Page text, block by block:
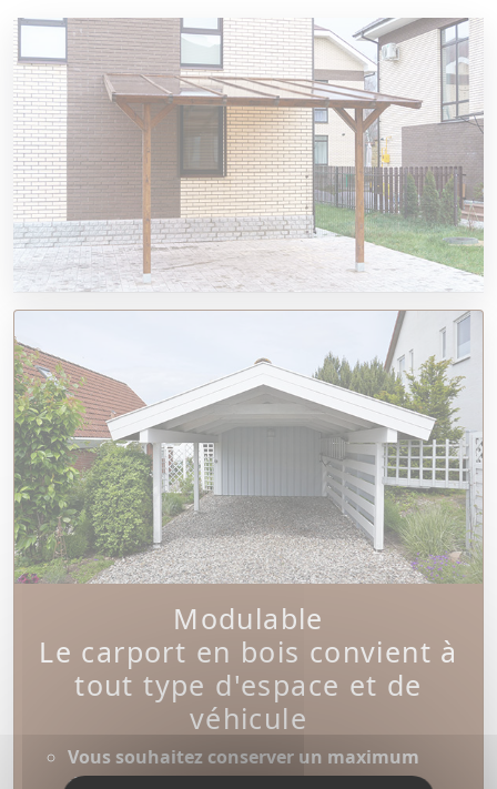
Modulable
Le carport en bois convient à
tout type d'espace et de
véhicule
Vous souhaitez conserver un maximum
d'espace dans votre jardin ?